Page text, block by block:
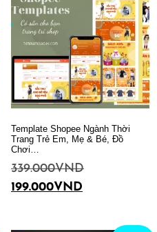
Template Shopee Ngành Thời
Trang Trẻ Em, Mẹ & Bé, Đồ
Chơi…
339.000VND
199.000VND